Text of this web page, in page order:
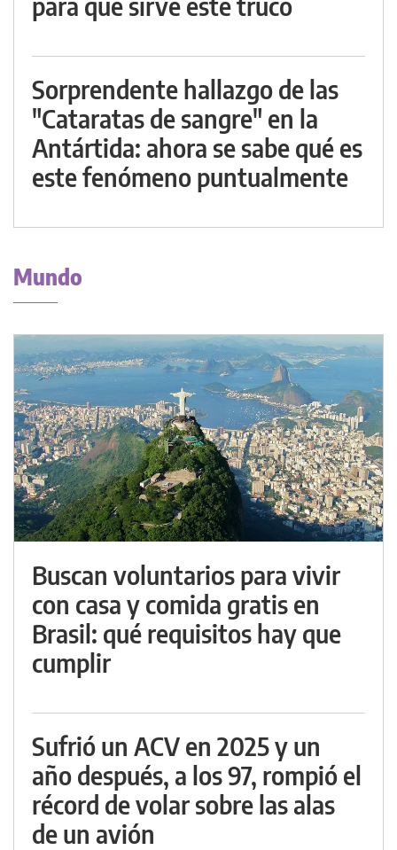
Sorprendente hallazgo de las
"Cataratas de sangre" en la
Antártida: ahora se sabe qué es
este fenómeno puntualmente
Mundo
Buscan voluntarios para vivir
con casa y comida gratis en
Brasil: qué requisitos hay que
cumplir
Sufrió un ACV en 2025 y un
año después, a los 97, rompió el
récord de volar sobre las alas
de un avión